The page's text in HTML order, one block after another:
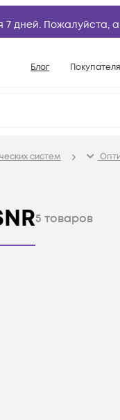
7 дней. Пожалуйста,
Блог
Условия
систем
5 товаров